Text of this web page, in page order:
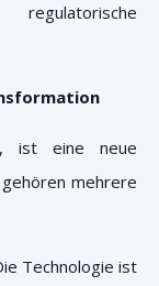
ist eine neue
mehrere
Technologie ist